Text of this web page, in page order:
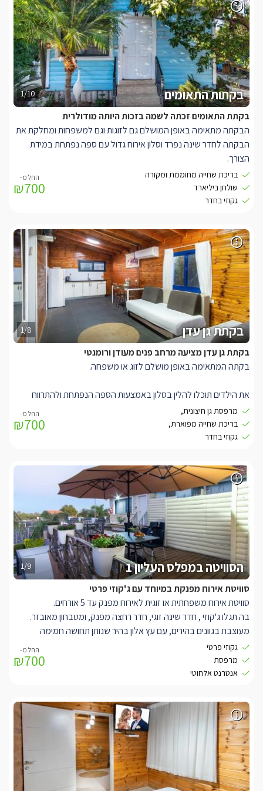
1/10 בקתות התאומים
בקתת התאומים זכתה לשמה בזכות היותה מודולרית
הבקתה מתאימה באופן המושלם גם לזוגות וגם למשפחות ומחלקת את
הבקתה לחדר שינה נפרד וסלון אירוח גדול עם ספה נפתחת במידת
הצורך.
בחדר הרחצה המפנק תוכלו ליהנות מג'קוזי גדול השקוע ברצפת
הבקתה ובנוסף מקלחון לרחצה ומעליו חלון שדרכו מציץ עץ הדר ריחני.
מכאן תוכלו לצאת אל המרפסת הפרטית ואל מתחם הגן. בחלקו החיצוני
של המתחם אותו חולקות כל הסוויטות, תוכלו ליהנות מבריכת שחייה
מפוארת (מחוממת ומקורה בחורף), מתחם ביליארד, ערסלים ושפע
צמחייה.
בריכת שחייה מחוממת ומקורה
שולחן ביליארד
גקוזי בחדר
₪700
1/8 בקתת גן עדן
בקתת גן עדן מציעה מרחב פנים מעודן ורומנטי
בקתה המתאימה באופן מושלם לזוג או משפחה.
את הילדים תוכלו להלין בסלון באמצעות הספה הנפתחת ולהתרווח
בעצמכם בחדר השינה הנפרד על מיטה זוגית גדולה.
לרשותכם ג'קוזי רומנטי מפנק.(בחדר נפרד) מכאן תוכלו לצאת אל
מרפסת גן חיצונית המשקיפה אל הבריכה ונופי הגן.
שפע פינות ישיבה מפנקות, שולחן ביליארד ושלל צמחייה מטופחת.
המתחם נמצא רק 5 דקות מהכנרת ושלל האטרקציות הנמצאות
בסביבתה.
מרפסת גן חיצונית,
בריכת שחייה מפוארת,
גקוזי בחדר
₪700
המתחם ממוקם רק 5 דקות נסיעה מחופי הכנרת ומשלל האטרקציות
הנמצאות בסביבה.
1/9 הסוויטה במפלס העליון 1
סוויטת אירוח מפנקת במיוחד עם ג'קוזי פרטי
סוויטת אירוח משפחתית או זוגית לאירוח מפנק עד 5 אורחים.
בה תגלו ג'קוזי , חדר שינה זוגי, חדר רחצה מפנק, ומטבחון מאובזר.
מעוצבת בגוונים בהירים, עם עץ אלון בהיר שנותן תחושה חמימה
ונעימה, וג'קוזי פרטי מרובע פינתי, בחיפוי עץ בהיר.
בחדר השינה הזוגי תמצאו מיטה גדולה נעימה ונוחה, מוצעת במצעי
כותנה איכותיים, עם כריות רכות ונעימות.
ווילונות בגוונים נעימים בכדי לטשטש את אור השמש החודרת, בנוסף
בחדר השינה תמצאו טלוויזיה LCD מחוברת לכבלים.
בסלון תמצאו ספת ר' נוחה, בגווני אפורים, ממוזגת ולצידה טלווזיה
נוספת.
עוד תמצאו מטבחון מאובזר עם מקרר, מיקרוגל, כלים להכנת קפה ותה
וכו..
בחדר הרחצה המעוצב והחדש, יחכו לכם שירותים ומקלחון עמידה גדול,
גקוזי פרטי
מרפסת
אנטרנט אלחוטי
₪700